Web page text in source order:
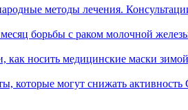
методы лечения.
борьбы с раком молочной
как носить медицинские маски зимой
которые могут снижать